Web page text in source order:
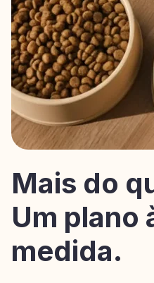
Mais do
Um plano
medida.